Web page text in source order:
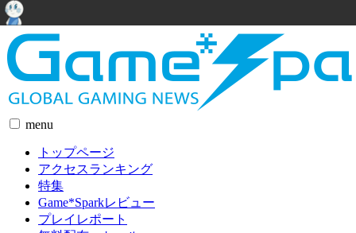
menu
トップページ
アクセスランキング
特集
Game*Sparkレビュー
プレイレポート